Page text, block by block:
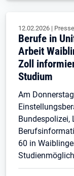
12.02.2026 |
Berufe in
Arbeit
Zoll
Studium
Am
Bundespolizei,
60 in